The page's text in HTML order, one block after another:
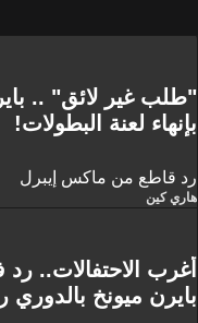
"طلب غير لائق" ..
بإنهاء لعنة البطولات!
رد قاطع من ماكس إيبرل
هاري كين
أغرب الاحتفالات..
بايرن ميونخ بالدوري